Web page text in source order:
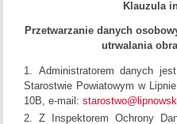
Klauzula
Przetwarzanie danych
utrwalania
Administratorem danych
Starostwie Powiatowym w
10B, e-mail:
Z Inspektorem Ochrony